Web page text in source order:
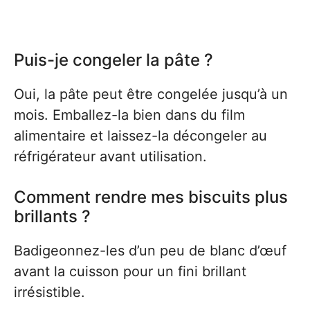
Puis-je congeler la pâte ?
Oui, la pâte peut être congelée jusqu’à un
mois. Emballez-la bien dans du film
alimentaire et laissez-la décongeler au
réfrigérateur avant utilisation.
Comment rendre mes biscuits plus
brillants ?
Badigeonnez-les d’un peu de blanc d’œuf
avant la cuisson pour un fini brillant
irrésistible.